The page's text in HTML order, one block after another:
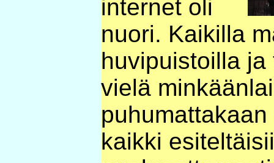
internet oli
nuori. Kaikilla
huvipuistoilla
vielä
kaikki